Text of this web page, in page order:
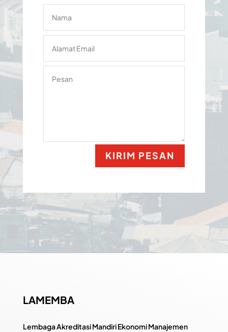
KIRIM PESAN
LAMEMBA
Lembaga Akreditasi Mandiri Ekonomi Manajemen